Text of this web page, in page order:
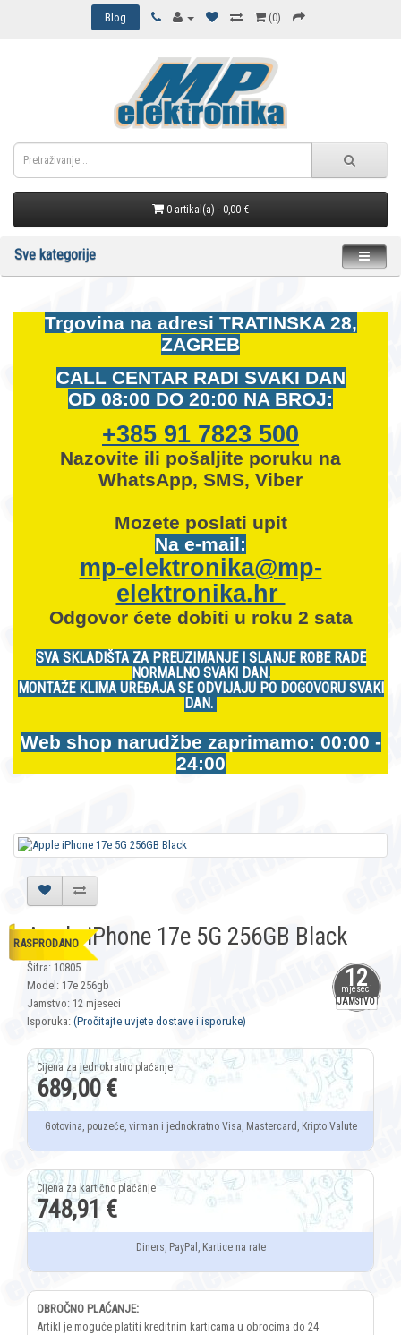
Blog (0)
0 artikal(a) - 0,00 €
Sve kategorije
Trgovina na adresi TRATINSKA 28,
ZAGREB
CALL CENTAR RADI SVAKI DAN
OD 08:00 DO 20:00 NA BROJ:
+385 91 7823 500
Nazovite ili pošaljite poruku na
WhatsApp, SMS, Viber
Mozete poslati upit
Na e-mail:
mp-elektronika@mp-
elektronika.hr
Odgovor ćete dobiti u roku 2 sata
SVA SKLADIŠTA ZA PREUZIMANJE I SLANJE ROBE RADE
NORMALNO SVAKI DAN.
MONTAŽE KLIMA UREĐAJA SE ODVIJAJU PO DOGOVORU SVAKI
DAN.
Web shop narudžbe zaprimamo: 00:00 -
24:00
12
mjeseci
JAMSTVO
RASPRODANO
Apple iPhone 17e 5G 256GB Black
Šifra: 10805
Model: 17e 256gb
Jamstvo: 12 mjeseci
Isporuka: (Pročitajte uvjete dostave i isporuke)
689,00 €
Gotovina, pouzeće, virman i jednokratno Visa, Mastercard, Kripto Valute
748,91 €
Diners, PayPal, Kartice na rate
OBROČNO PLAĆANJE:
Artikl je moguće platiti kreditnim karticama u obrocima do 24